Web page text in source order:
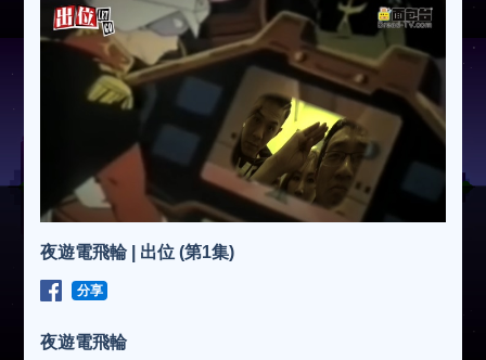
夜遊電飛輪 | 出位 (第1集)
分享
夜遊電飛輪